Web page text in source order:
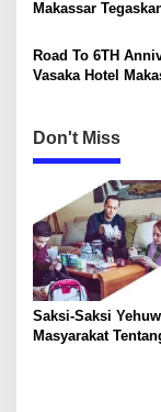
n
Makassar
Bukan Dibuang ke
Road To 6TH
Vasaka Hotel
Untuk Anak-Anak
Don't Miss
Saksi-Saksi
Masyarakat